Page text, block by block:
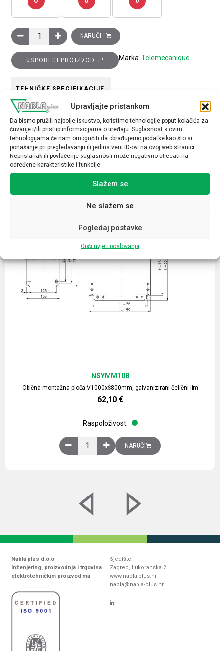
Upravljajte pristankom
Da bismo pružili najbolje iskustvo, koristimo tehnologije poput kolačića za
čuvanje i/ili pristup informacijama o uređaju. Suglasnost s ovim
tehnologijama će nam omogućiti da obrađujemo podatke kao što su
ponašanje pri pregledavanju ili jedinstveni ID-ovi na ovoj web stranici.
Nepristanak ili povlačenje suglasnosti može negativno utjecati na
određene karakteristike i funkcije.
Slažem se
Ne slažem se
Pogledaj postavke
Opći uvjeti poslovanja
Poluga krajnjeg prekidača s palstičnim kotačićem količina
NARUČI
USPOREDI PROIZVOD Marka: Telemecanique
TEHNIČKE SPECIFIKACIJE
Povezani proizvodi
Obična montažna ploča V1000xŠ800mm, galvanizirani čelični lim
NSYMM108
62,10 €
Raspoloživost:
Obična montažna ploča V1000xŠ800mm,
NARUČI
Nabla plus d.o.o.
Inženjering, proizvodnja i trgovina
elektrotehničkim proizvodima
Sjedište
Zagreb, Lukoranska 2
www.nabla-plus.hr
nabla@nabla-plus.hr